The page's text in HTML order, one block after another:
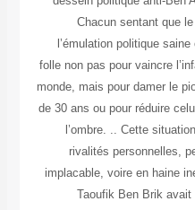
Chacun sentant que
l’émulation politique
folle non pas pour vaincre
monde, mais pour damer le
de 30 ans ou pour réduire
l’ombre. .. Cette
rivalités personnelles,
implacable, voire en haine
Taoufik Ben Brik